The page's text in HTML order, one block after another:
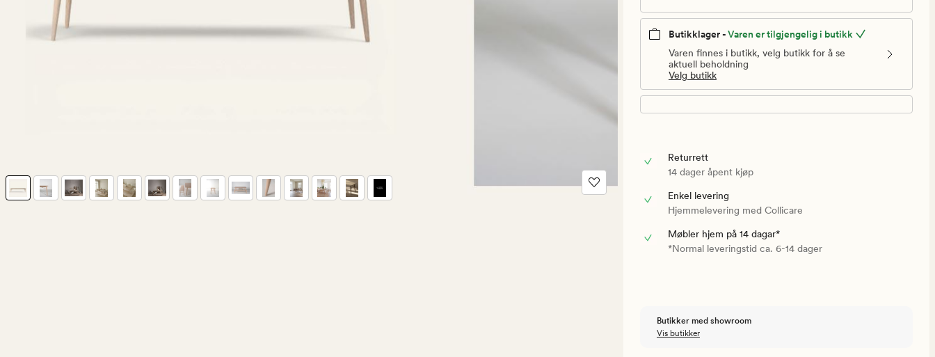
Butikklager -Varen er tilgjengelig i butikk
Varen finnes i butikk, velg butikk for å se
aktuell beholdning
Velg butikk
Returrett
14 dager åpent kjøp
Enkel levering
Hjemmelevering med Collicare
Møbler hjem på 14 dagar*
*Normal leveringstid ca. 6-14 dager
Butikker med showroom
Vis butikker